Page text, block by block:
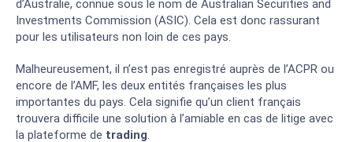
d’Australie, connue sous le nom de Australian Securities and
Investments Commission (ASIC). Cela est donc rassurant
pour les utilisateurs non loin de ces pays.
Malheureusement, il n’est pas enregistré auprès de l’ACPR ou
encore de l’AMF, les deux entités françaises les plus
importantes du pays. Cela signifie qu’un client français
trouvera difficile une solution à l’amiable en cas de litige avec
la plateforme de trading.